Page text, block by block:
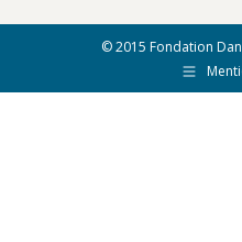
© 2015 Fondation